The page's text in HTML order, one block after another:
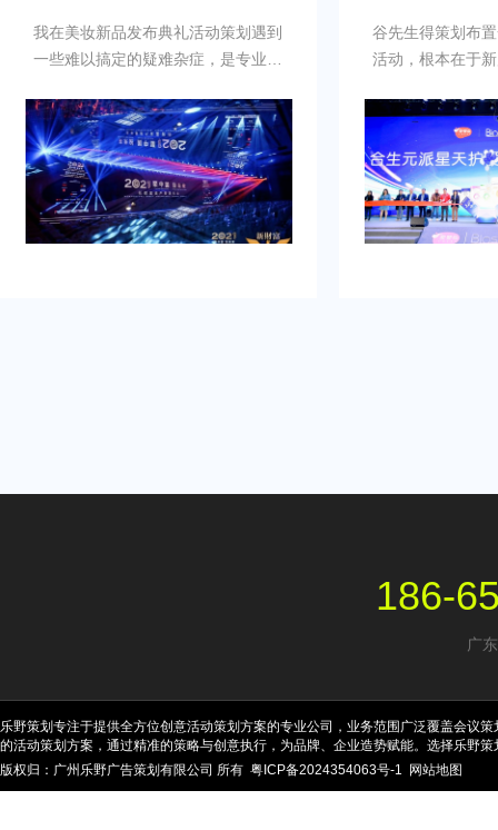
妆新品发布典礼活动策划遇到
以搞定的疑难杂症，是专业新
成，而且也是设计构想有创
点考虑设计安排，整个美妆新
典礼活动策划完美对应，下次
还会选择乐野策划。
谷先生得策划布置一场商场
活动，根本在于新店、新公
并营造良好的品牌形象。再
到：增加曝光度，吸引目标
体，提高知名度，通过活动
销售。可是鉴于不具备充足
资源进行大规模的市场推广
业的策划和执行来吸引目标
186-
广
乐野策划专注于提供全方位创意活动策划方案的专业公司，业务范围广泛覆盖会议
的活动策划方案，通过精准的策略与创意执行，为品牌、企业造势赋能。选择乐野
版权归：广州乐野广告策划有限公司 所有 粤ICP备2024354063号-1 网站地图